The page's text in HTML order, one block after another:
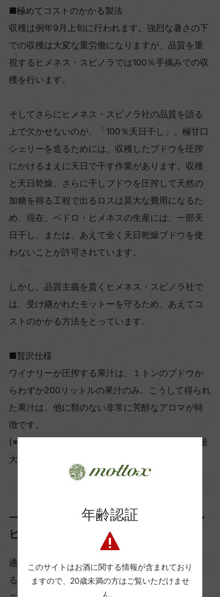
■極めてコストのかかる製法
収穫は例年9月上旬に行われます。強烈な暑さの下
での収穫は大変な重労働になりますが、品質を重
視するヒメネス・スピノラでは100％手摘みでの収
穫を行います。
そしてさらにヒメネス・スピノラ社の品質を語る
上で欠かせないのが、「100％天日干し」。極甘口
シェリーを造るためには、収穫したブドウを圧搾
にかけるまえに天日で干す作業があります。収穫
と天日乾燥、さらに干しブドウを圧搾して天然の
加糖を得る工程で出るロスは莫大な費用になるた
め、現在、ペドロ・ヒメネスの生産には、一部天
日干し、または、あえて全く天日乾燥ブドウを使
わないことが許可されています。
しかし、品質主義を貫くヒメネス・スピノラ社で
は、受け継がれたモットーを守るため、あえてコ
ストのかかる方法をとっています。
■贅沢仕様
ワイナリーが圧搾する果汁は、１トンのブドウか
らわずか200リットルの果汁のみ。こうして得られ
た果汁は、他に類のない非常に芳醇なアロマが特
徴です。
(※DO法では、１トンのブドウから搾れる果汁は最
大700リットル）
一切の“調整”をしない稀有な「ペドロ・
ヒメネス シェリー」
通常、味の均一化と安定を図るために行われてい
る「補酸、酒精強化、冷却安定」。
年齢認証
このサイトはお酒に関する情報が含まれており
ますので、 20歳未満の方はご覧いただけませ
ん。